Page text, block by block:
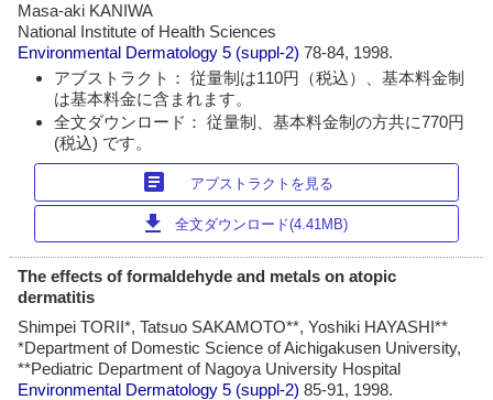
Masa-aki KANIWA
National Institute of Health Sciences
Environmental Dermatology 5 (suppl-2)78-84, 1998.
アブストラクト： 従量制は110円（税込）、基本料金制
は基本料金に含まれます。
全文ダウンロード： 従量制、基本料金制の方共に770円
(税込) です。
article アブストラクトを見る
download 全文ダウンロード(4.41MB)
The effects of formaldehyde and metals on atopic
dermatitis
Shimpei TORII*, Tatsuo SAKAMOTO**, Yoshiki HAYASHI**
*Department of Domestic Science of Aichigakusen University,
**Pediatric Department of Nagoya University Hospital
Environmental Dermatology 5 (suppl-2)85-91, 1998.